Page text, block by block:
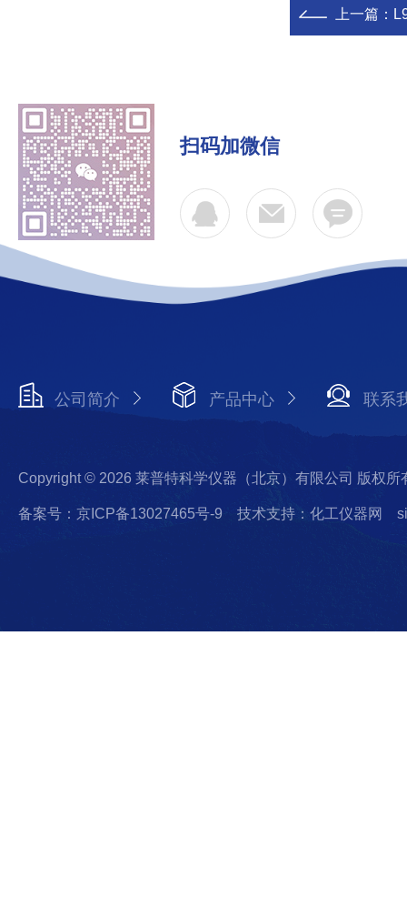
上一篇：
扫码加微信
公司简介 产品中心 联系
Copyright © 2026 莱普特科学仪器（北京）有限公司 版权所
备案号：京ICP备13027465号-9 技术支持：化工仪器网